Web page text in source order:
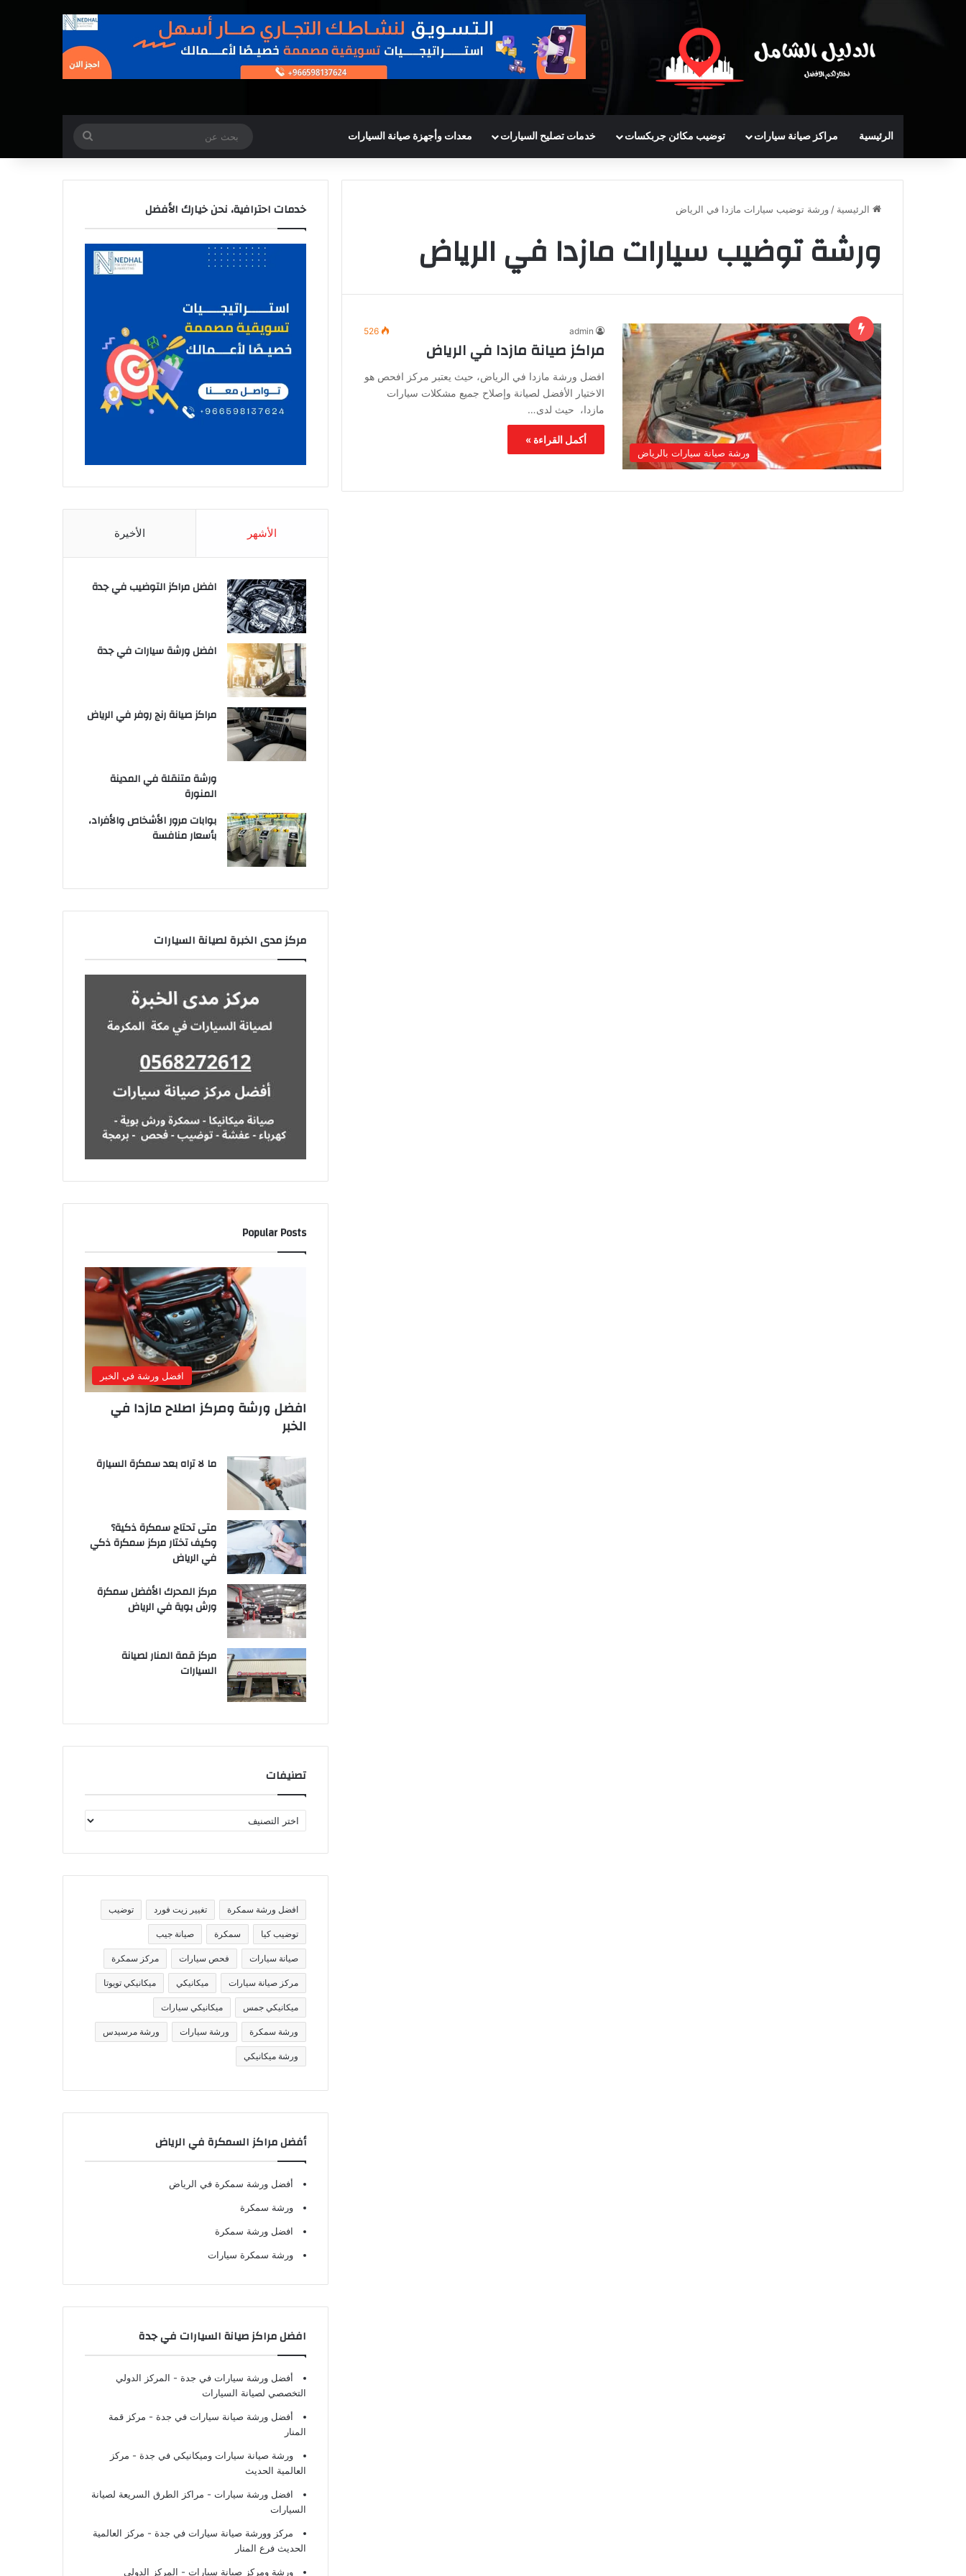
الرئيسية مراكز صيانة سيارات توضيب مكائن جربكسات خدمات تصليح السيارات معدات وأجهزة صيانة السيارات
عن
الرئيسية /ورشة توضيب سيارات مازدا في الرياض
ورشة توضيب سيارات مازدا في الرياض
ورشة صيانة سيارات بالرياض
admin
526
مراكز صيانة مازدا في الرياض
افضل ورشة مازدا في الرياض، حيث يعتبر مركز افحص هو
الاختيار الأفضل لصيانة وإصلاح جميع مشكلات سيارات
مازدا، حيث لدى…
أكمل القراءة »
خدمات احترافية، نحن خيارك الأفضل
الأشهر الأخيرة
افضل مراكز التوضيب في جدة
افضل ورشة سيارات في جدة
مراكز صيانة رنج روفر في الرياض
ورشة متنقلة في المدينة
المنورة
بوابات مرور الأشخاص والأفراد،
بأسعار منافسة
مركز مدى الخبرة لصيانة السيارات
Popular Posts
افضل ورشة في الخبر
افضل ورشة ومركز اصلاح مازدا في
الخبر
ما لا تراه بعد سمكرة السيارة
متى تحتاج سمكرة ذكية؟
وكيف تختار مركز سمكرة ذكي
في الرياض
مركز المحرك الأفضل سمكرة
ورش بوية في الرياض
مركز قمة المنار لصيانة
السيارات
تصنيفات
ص
ف
تافضل ورشة سمكرة تغيير زيت فورد توضيب
توضيب كيا سمكرة صيانة جيب
صيانة سيارات فحص سيارات مركز سمكرة
مركز صيانة سيارات ميكانيكي ميكانيكي تويوتا
ميكانيكي جمس ميكانيكي سيارات
ورشة سمكرة ورشة سيارات ورشة مرسيدس
ورشة ميكانيكي
أفضل مراكز السمكرة في الرياض
أفضل ورشة سمكرة في الرياض
ورشة سمكرة
افضل ورشة سمكرة
ورشة سمكرة سيارات
افضل مراكز صيانة السيارات في جدة
أفضل ورشة سيارات في جدة - المركز الدولي
التخصصي لصيانة السيارات
أفضل ورشة صيانة سيارات في جدة - مركز قمة
المنار
ورشة صيانة سيارات وميكانيكي في جدة - مركز
العالمية الحديث
افضل ورشة سيارات - مراكز الطرق السريعة لصيانة
السيارات
مركز وورشة صيانة سيارات في جدة - مركز العالمية
الحديث فرع المنار
ورشة ومركز صيانة سيارات - المركز الدولي